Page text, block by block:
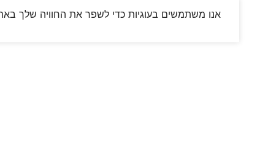
אנו משתמשים בעוגיות כדי לשפר את החוויה שלך